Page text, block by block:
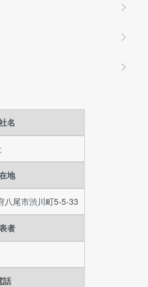
名
地
尾市渋川町5-5-33
者
話